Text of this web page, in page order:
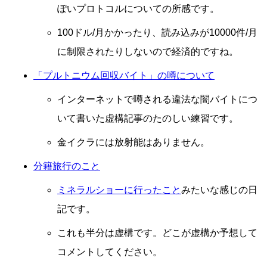
ぽいプロトコルについての所感です。
100ドル/月かかったり、読み込みが10000件/月
に制限されたりしないので経済的ですね。
「プルトニウム回収バイト」の噂について
インターネットで噂される違法な闇バイトにつ
いて書いた虚構記事のたのしい練習です。
金イクラには放射能はありません。
分籍旅行のこと
ミネラルショーに行ったことみたいな感じの日
記です。
これも半分は虚構です。どこが虚構か予想して
コメントしてください。